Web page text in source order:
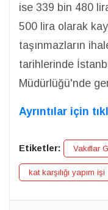
ise 339 bin 480
500 lira olarak
taşınmazların
tarihlerinde
Müdürlüğü'nde
Ayrıntılar için
Etiketler: Vakıflar
kat karşılığı yapım işi